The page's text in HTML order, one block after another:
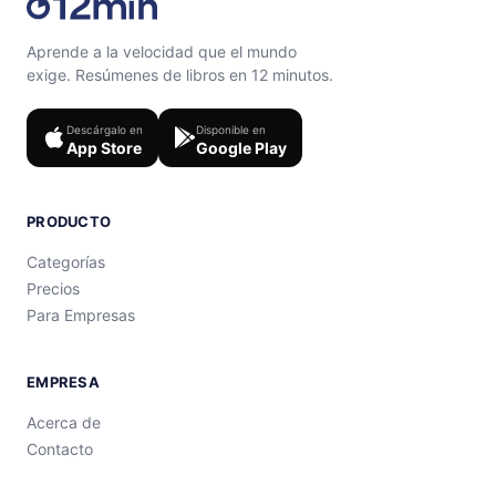
Aprende a la velocidad que el mundo
exige. Resúmenes de libros en 12 minutos.
Descárgalo en
App Store
Disponible en
Google Play
PRODUCTO
Categorías
Precios
Para Empresas
EMPRESA
Acerca de
Contacto